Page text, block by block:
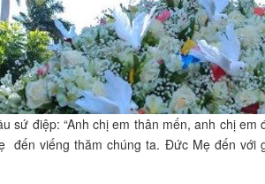
sứ điệp: “Anh chị em thân mến, anh chị
đến viếng thăm chúng ta. Đức Mẹ đến với